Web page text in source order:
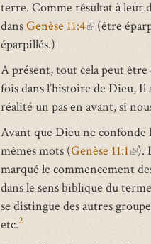
terre. Comme résultat à leur
dansGenèse 11:4(link
external)
(être
éparpillés.)
A présent, tout cela peut être
fois dans l’histoire de Dieu, Il
réalité un pas en avant, si
Avant que Dieu ne confonde
mêmes mots (Genèse 11:1
is
).
marqué le commencement
dans le sens biblique du
se distingue des autres
etc.2